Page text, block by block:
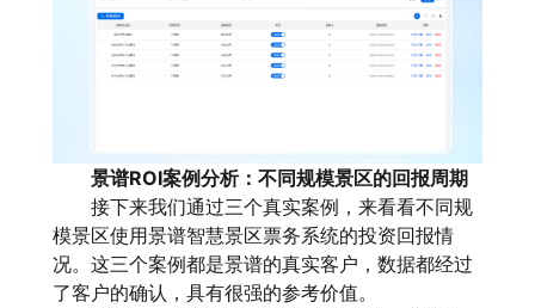
景谱ROI案例分析：不同规模景区的回报周期
接下来我们通过三个真实案例，来看看不同规
模景区使用景谱智慧景区票务系统的投资回报情
况。这三个案例都是景谱的真实客户，数据都经过
了客户的确认，具有很强的参考价值。